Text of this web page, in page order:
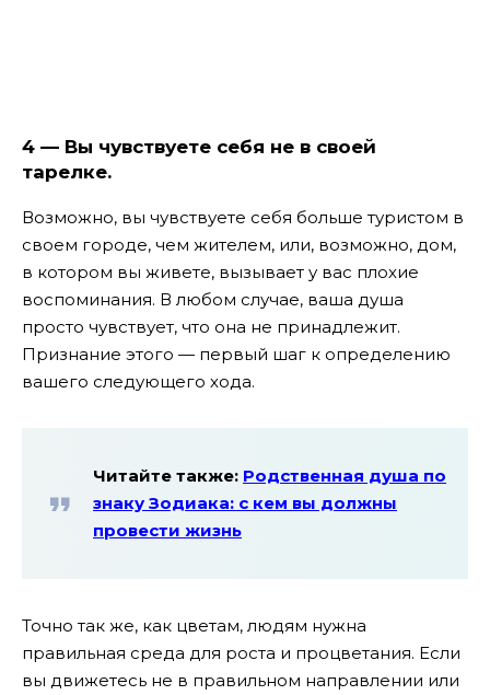
4 — Вы чувствуете себя не в своей
тарелке.
Возможно, вы чувствуете себя больше туристом в
своем городе, чем жителем, или, возможно, дом,
в котором вы живете, вызывает у вас плохие
воспоминания. В любом случае, ваша душа
просто чувствует, что она не принадлежит.
Признание этого — первый шаг к определению
вашего следующего хода.
Читайте также: Родственная душа по
знаку Зодиака: с кем вы должны
провести жизнь
Точно так же, как цветам, людям нужна
правильная среда для роста и процветания. Если
вы движетесь не в правильном направлении или